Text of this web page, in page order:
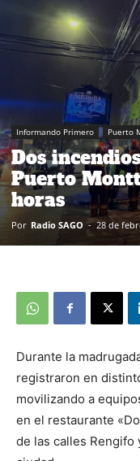
Informando Primero Puerto
Dos
Puerto
horas
Por Radio SAGO - 28 de
Durante la
registraron en
movilizando a
en el restaurante
de las calles Rengifo